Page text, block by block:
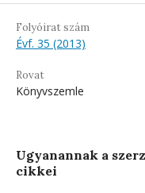
Folyóirat szám
Évf. 35 (2013)
Rovat
Könyvszemle
Ugyanannak a
cikkei